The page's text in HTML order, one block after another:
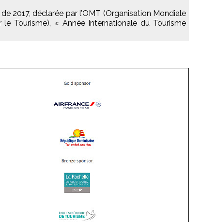
2017, déclarée par l’OMT (Organisation Mondiale
Tourisme), « Année Internationale du Tourisme